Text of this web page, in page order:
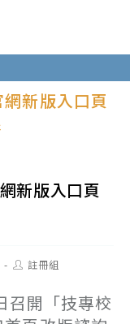
新版入口頁
新版入口頁
Post註冊組
召開「技專校